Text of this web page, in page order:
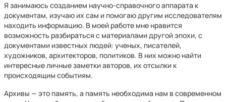
Я занимаюсь созданием научно-справочного аппарата к
документам, изучаю их сам и помогаю другим исследователям
находить информацию. В моей работе мне нравится
возможность разбираться с материалами другой эпохи, с
документами известных людей: ученых, писателей,
художников, архитекторов, политиков. В них можно найти
интересные личные заметки авторов, их отсылки к
происходящим событиям.
Архивы — это память, а память необходима нам в современном